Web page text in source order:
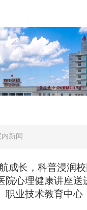
内新闻
成长，科普浸润校
院心理健康讲座送
职业技术教育中心